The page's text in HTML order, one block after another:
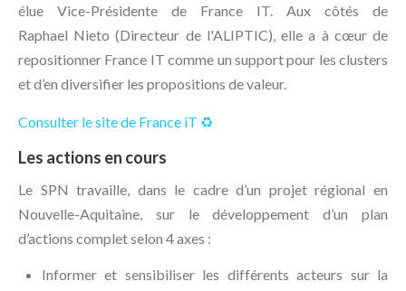
élue Vice-Présidente de France IT. Aux côtés de
Raphael Nieto (Directeur de l'ALIPTIC), elle a à cœur de
repositionner France IT comme un support pour les clusters
et d’en diversifier les propositions de valeur.
Consulter le site de France iT ♻️
Les actions en cours
Le SPN travaille, dans le cadre d’un projet régional en
Nouvelle-Aquitaine, sur le développement d’un plan
d’actions complet selon 4 axes :
Informer et sensibiliser les différents acteurs sur la